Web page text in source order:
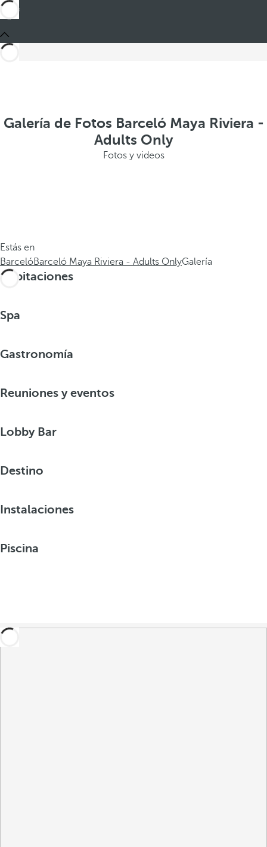
Galería de Fotos Barceló Maya Riviera -
Adults Only
Fotos y videos
Estás en
BarcelóBarceló Maya Riviera - Adults OnlyGalería
Habitaciones
Spa
Gastronomía
Reuniones y eventos
Lobby Bar
Destino
Instalaciones
Piscina